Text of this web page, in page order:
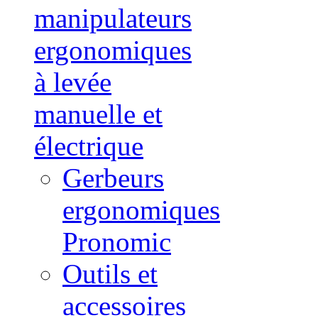
manipulateurs
ergonomiques
à levée
manuelle et
électrique
Gerbeurs
ergonomiques
Pronomic
Outils et
accessoires